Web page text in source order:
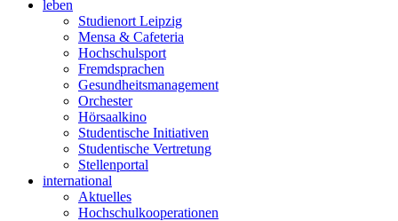
leben
Studienort Leipzig
Mensa & Cafeteria
Hochschulsport
Fremdsprachen
Gesundheitsmanagement
Orchester
Hörsaalkino
Studentische Initiativen
Studentische Vertretung
Stellenportal
international
Aktuelles
Hochschulkooperationen